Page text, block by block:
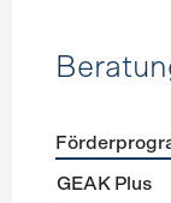
GEAK Plus